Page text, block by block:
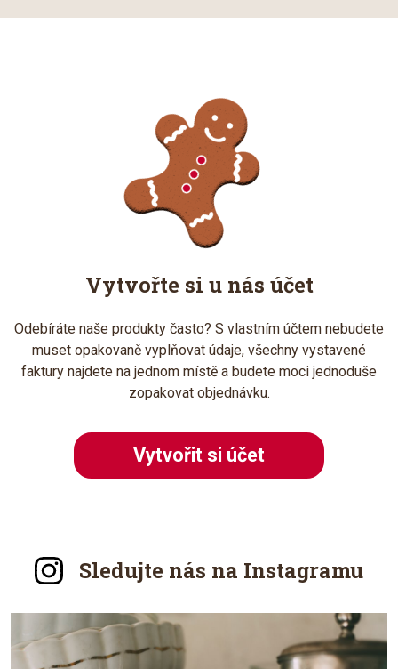
Vytvořte si u nás účet
Odebíráte naše produkty často? S vlastním účtem nebudete
muset opakovaně vyplňovat údaje, všechny vystavené
faktury najdete na jednom místě a budete moci jednoduše
zopakovat objednávku.
Vytvořit si účet
Sledujte nás na Instagramu